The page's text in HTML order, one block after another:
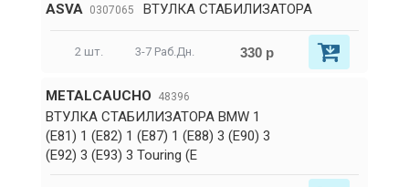
ASVA 0307065 ВТУЛКА СТАБИЛИЗАТОРА
2 шт. 3-7 Раб.Дн. 330 р
METALCAUCHO 48396
ВТУЛКА СТАБИЛИЗАТОРА BMW 1
(E81) 1 (E82) 1 (E87) 1 (E88) 3 (E90) 3
(E92) 3 (E93) 3 Touring (E